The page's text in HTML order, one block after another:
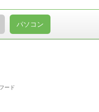
パソコン
ード